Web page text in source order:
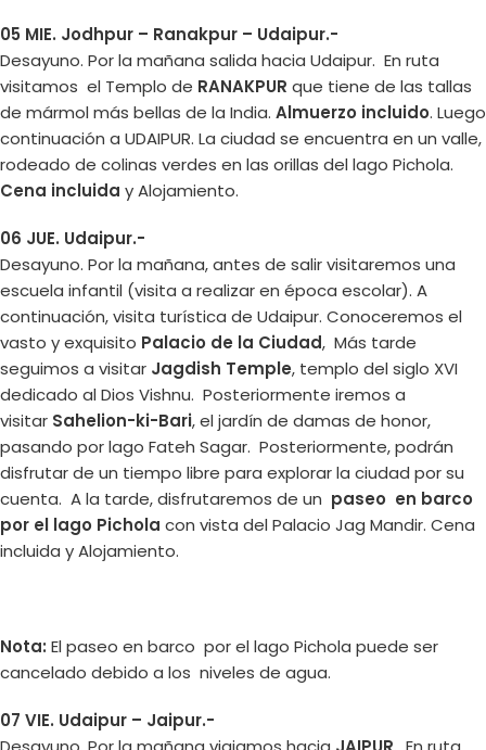
05 MIE. Jodhpur – Ranakpur – Udaipur.-
Desayuno. Por la mañana salida hacia Udaipur. En ruta
visitamos el Templo de RANAKPUR que tiene de las tallas
de mármol más bellas de la India. Almuerzo incluido. Luego
continuación a UDAIPUR. La ciudad se encuentra en un valle,
rodeado de colinas verdes en las orillas del lago Pichola.
Cena incluida y Alojamiento.
06 JUE. Udaipur.-
Desayuno. Por la mañana, antes de salir visitaremos una
escuela infantil (visita a realizar en época escolar). A
continuación, visita turística de Udaipur. Conoceremos el
vasto y exquisito Palacio de la Ciudad, Más tarde
seguimos a visitar Jagdish Temple, templo del siglo XVI
dedicado al Dios Vishnu. Posteriormente iremos a
visitar Sahelion-ki-Bari, el jardín de damas de honor,
pasando por lago Fateh Sagar. Posteriormente, podrán
disfrutar de un tiempo libre para explorar la ciudad por su
cuenta. A la tarde, disfrutaremos de un paseo en barco
por el lago Pichola con vista del Palacio Jag Mandir. Cena
incluida y Alojamiento.
Nota: El paseo en barco por el lago Pichola puede ser
cancelado debido a los niveles de agua.
07 VIE. Udaipur – Jaipur.-